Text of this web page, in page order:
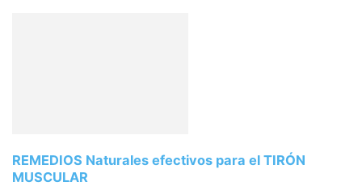
REMEDIOS Naturales efectivos para el TIRÓN
MUSCULAR